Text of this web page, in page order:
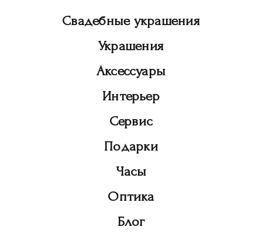
Свадебные украшения
Украшения
Аксессуары
Интерьер
Сервис
Подарки
Часы
Оптика
Блог